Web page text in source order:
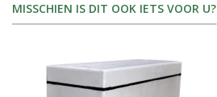
MISSCHIEN IS DIT OOK IETS VOOR U?